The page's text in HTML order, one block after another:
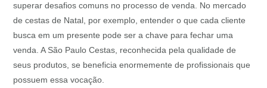
superar desafios comuns no processo de venda. No mercado
de cestas de Natal, por exemplo, entender o que cada cliente
busca em um presente pode ser a chave para fechar uma
venda. A São Paulo Cestas, reconhecida pela qualidade de
seus produtos, se beneficia enormemente de profissionais que
possuem essa vocação.